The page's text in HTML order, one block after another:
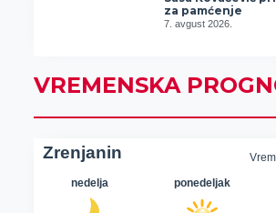
za pamćenje
7. avgust 2026.
VREMENSKA